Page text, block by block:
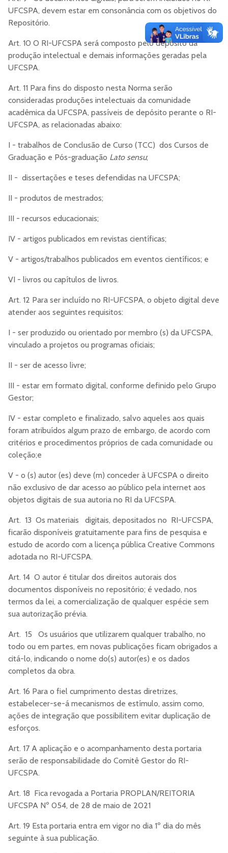
UFCSPA, devem estar em consonância com os objetivos do
Repositório.
Art. 10 O RI-UFCSPA será composto pelo depósito da
produção intelectual e demais informações geradas pela
UFCSPA.
Art. 11 Para fins do disposto nesta Norma serão
consideradas produções intelectuais da comunidade
acadêmica da UFCSPA, passíveis de depósito perante o RI-
UFCSPA, as relacionadas abaixo:
I - trabalhos de Conclusão de Curso (TCC) dos Cursos de
Graduação e Pós-graduação Lato sensu;
II - dissertações e teses defendidas na UFCSPA;
II - produtos de mestrados;
III - recursos educacionais;
IV - artigos publicados em revistas científicas;
V - artigos/trabalhos publicados em eventos científicos; e
VI - livros ou capítulos de livros.
Art. 12 Para ser incluído no RI-UFCSPA, o objeto digital deve
atender aos seguintes requisitos:
I - ser produzido ou orientado por membro (s) da UFCSPA,
vinculado a projetos ou programas oficiais;
II - ser de acesso livre;
III - estar em formato digital, conforme definido pelo Grupo
Gestor;
IV - estar completo e finalizado, salvo aqueles aos quais
foram atribuídos algum prazo de embargo, de acordo com
critérios e procedimentos próprios de cada comunidade ou
coleção;e
V - o (s) autor (es) deve (m) conceder à UFCSPA o direito
não exclusivo de dar acesso ao público pela internet aos
objetos digitais de sua autoria no RI da UFCSPA.
Art. 13 Os materiais digitais, depositados no RI-UFCSPA,
ficarão disponíveis gratuitamente para fins de pesquisa e
estudo de acordo com a licença pública Creative Commons
adotada no RI-UFCSPA.
Art. 14 O autor é titular dos direitos autorais dos
documentos disponíveis no repositório; é vedado, nos
termos da lei, a comercialização de qualquer espécie sem
sua autorização prévia.
Art. 15 Os usuários que utilizarem qualquer trabalho, no
todo ou em partes, em novas publicações ficam obrigados a
citá-lo, indicando o nome do(s) autor(es) e os dados
completos da obra.
Art. 16 Para o fiel cumprimento destas diretrizes,
estabelecer-se-á mecanismos de estímulo, assim como,
ações de integração que possibilitem evitar duplicação de
esforços.
Art. 17 A aplicação e o acompanhamento desta portaria
serão de responsabilidade do Comitê Gestor do RI-
UFCSPA.
Art. 18 Fica revogada a Portaria PROPLAN/REITORIA
UFCSPA Nº 054, de 28 de maio de 2021
Art. 19 Esta portaria entra em vigor no dia 1º dia do mês
seguinte à sua publicação.